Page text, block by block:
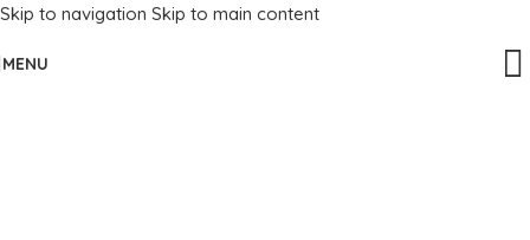
Skip to navigation Skip to main content
MENU